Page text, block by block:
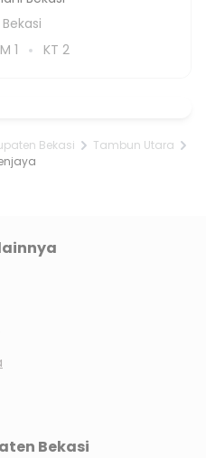
1 KT 2
Bekasi
Tambun Utara
Bekasi